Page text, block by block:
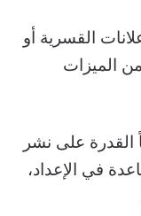
القسرية أو
الميزات
القدرة على نشر
في الإعداد،